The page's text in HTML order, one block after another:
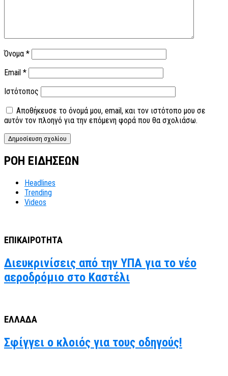
Όνομα *
Email *
Ιστότοπος
Αποθήκευσε το όνομά μου, email, και τον ιστότοπο μου σε
αυτόν τον πλοηγό για την επόμενη φορά που θα σχολιάσω.
ΡΟΗ ΕΙΔΗΣΕΩΝ
Headlines
Trending
Videos
ΕΠΙΚΑΙΡΟΤΗΤΑ
Διευκρινίσεις από την ΥΠΑ για το νέο
αεροδρόμιο στο Καστέλι
ΕΛΛΑΔΑ
Σφίγγει ο κλοιός για τους οδηγούς!